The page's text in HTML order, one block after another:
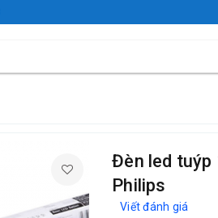
Đèn led tuýp
Philips
Viết đánh giá